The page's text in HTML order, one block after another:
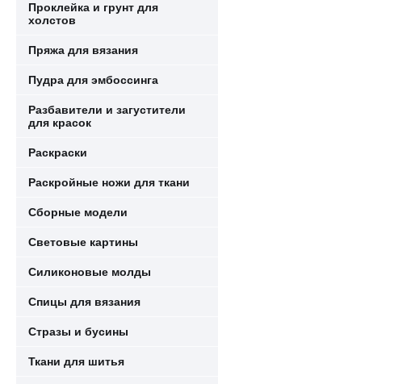
Проклейка и грунт для
холстов
Пряжа для вязания
Пудра для эмбоссинга
Разбавители и загустители
для красок
Раскраски
Раскройные ножи для ткани
Сборные модели
Световые картины
Силиконовые молды
Спицы для вязания
Стразы и бусины
Ткани для шитья